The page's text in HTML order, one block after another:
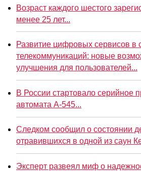
Возраст каждого шестого
менее 25 лет...
Развитие цифровых сервисов в
телекоммуникаций: новые
улучшения для пользователей...
В России стартовало серийное
автомата А-545...
Следком сообщил о состоянии
отравившихся в одной из саун
Эксперт развеял миф о